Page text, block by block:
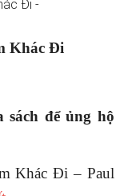
Khác Đi
sách để ủng hộ
Khác Đi – Paul